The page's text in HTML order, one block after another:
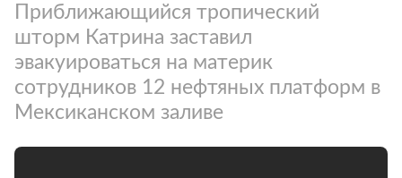
Приближающийся тропический
шторм Катрина заставил
эвакуироваться на материк
сотрудников 12 нефтяных платформ в
Мексиканском заливе